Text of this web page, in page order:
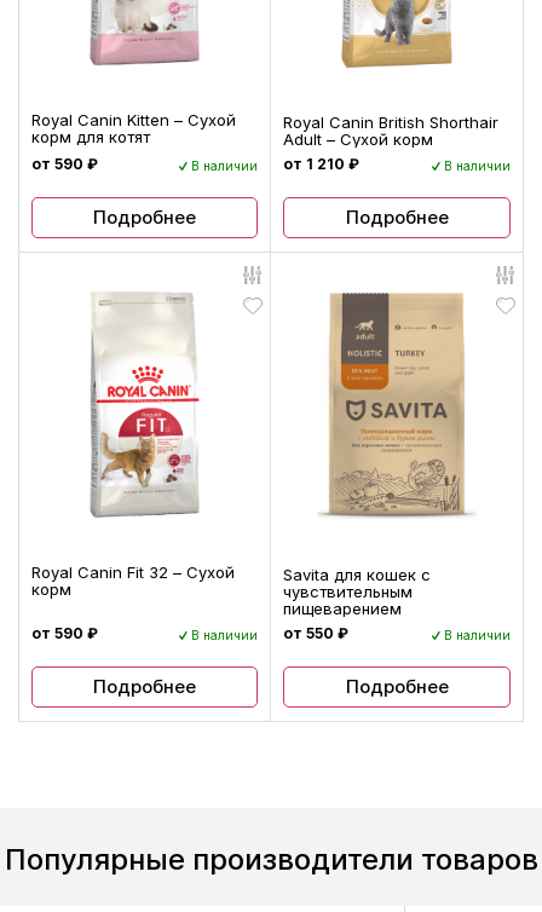
Royal Canin Kitten – Сухой
корм для котят
от 590 ₽ В наличии
Подробнее
Royal Canin British Shorthair
Adult – Сухой корм
от 1 210 ₽ В наличии
Подробнее
Royal Canin Fit 32 – Сухой
корм
от 590 ₽ В наличии
Подробнее
Savita для кошек с
чувствительным
пищеварением
от 550 ₽ В наличии
Подробнее
Популярные производители товаров